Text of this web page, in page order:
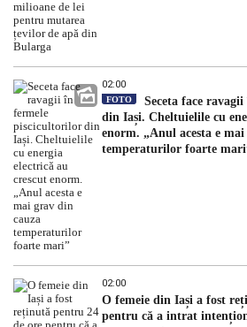
02:00
FOTO
Seceta face
din Iași. Cheltuielile cu
enorm. „Anul acesta e
temperaturilor foarte
02:00
O femeie din Iași a fost
pentru că a intrat